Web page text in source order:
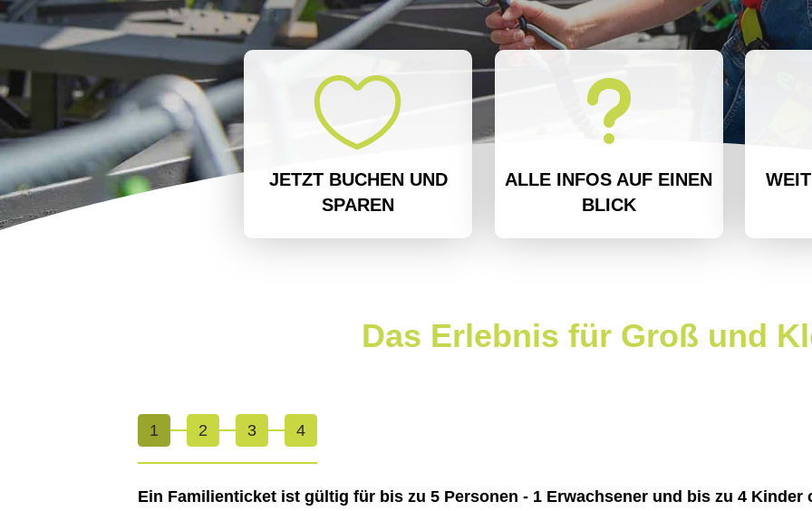

JETZT BUCHEN UND
SPAREN
u
ALLE INFOS AUF EINEN
BLICK
Das Erlebnis für Groß und
1 2 3 4
Ein Familienticket ist gültig für bis zu 5 Personen - 1 Erwachsener und bis zu 4 Kinder